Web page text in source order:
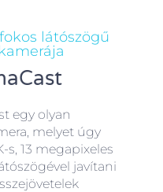
látószögű
egy olyan
melyet úgy
13 megapixeles
javítani